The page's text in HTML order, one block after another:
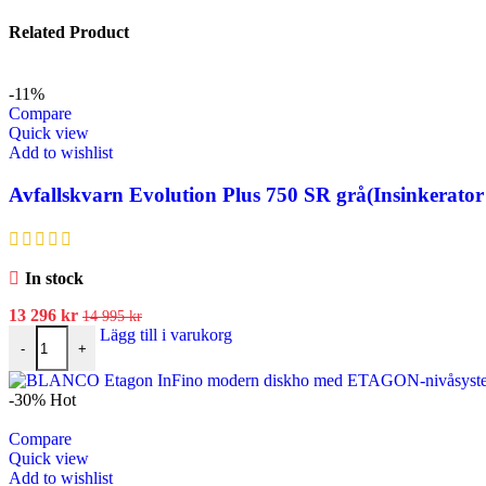
Related Product
-11%
Compare
Quick view
Add to wishlist
Avfallskvarn Evolution Plus 750 SR
In stock
13 296 kr 14 995kr
- +
Lägg till i varukorg
-30% Hot
Compare
Quick view
Add to wishlist